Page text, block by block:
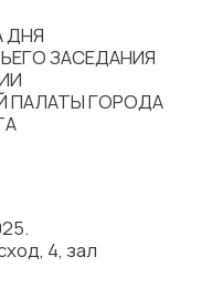
ДНЯ
ЗАСЕДАНИЯ
ПАЛАТЫ ГОРОДА
4, зал